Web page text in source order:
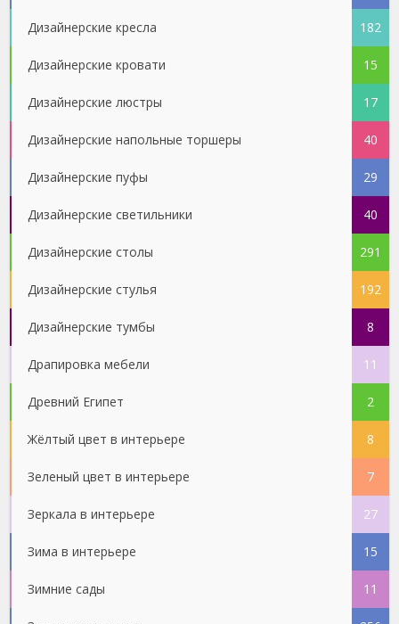
Дизайнерские кресла 182
Дизайнерские кровати 15
Дизайнерские люстры 17
Дизайнерские напольные торшеры 40
Дизайнерские пуфы 29
Дизайнерские светильники 40
Дизайнерские столы 291
Дизайнерские стулья 192
Дизайнерские тумбы 8
Драпировка мебели 11
Древний Египет 2
Жёлтый цвет в интерьере 8
Зеленый цвет в интерьере 7
Зеркала в интерьере 27
Зима в интерьере 15
Зимние сады 11